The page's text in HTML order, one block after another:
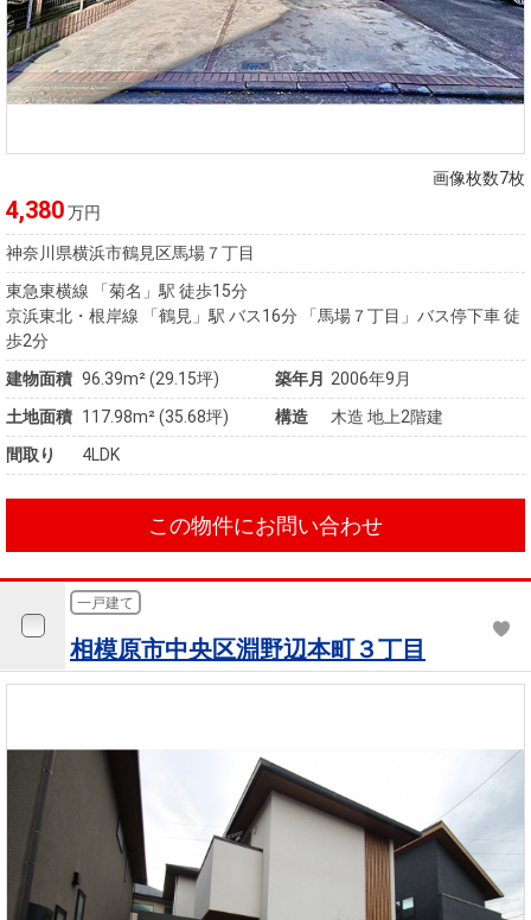
画像枚数7枚
4,380万円
神奈川県横浜市鶴見区馬場７丁目
東急東横線 「菊名」駅 徒歩15分
京浜東北・根岸線 「鶴見」駅 バス16分 「馬場７丁目」バス停下車 徒
歩2分
建物面積 96.39m² (29.15坪) 築年月 2006年9月
土地面積 117.98m² (35.68坪) 構造
木造 地上2階建
間取り
4LDK
この物件にお問い合わせ
一戸建て
相模原市中央区淵野辺本町３丁目